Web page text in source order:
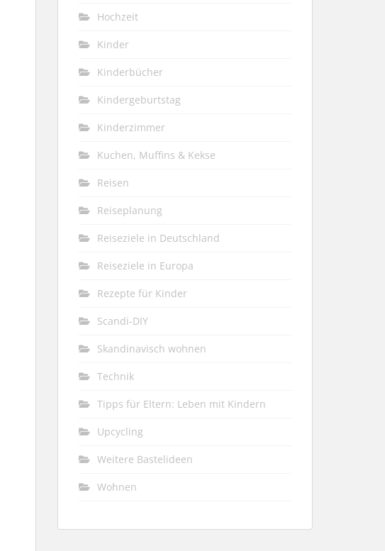
Hochzeit
Kinder
Kinderbücher
Kindergeburtstag
Kinderzimmer
Kuchen, Muffins & Kekse
Reisen
Reiseplanung
Reiseziele in Deutschland
Reiseziele in Europa
Rezepte für Kinder
Scandi-DIY
Skandinavisch wohnen
Technik
Tipps für Eltern: Leben mit Kindern
Upcycling
Weitere Bastelideen
Wohnen